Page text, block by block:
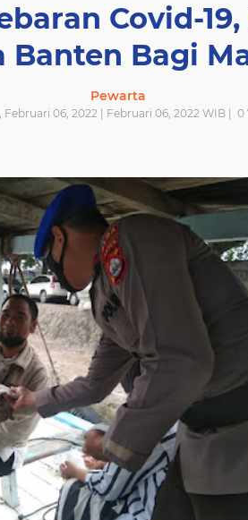
Covid-
Banten Bagi
Pewarta
Februari 06, 2022 | Februari 06, 2022 WIB | 0